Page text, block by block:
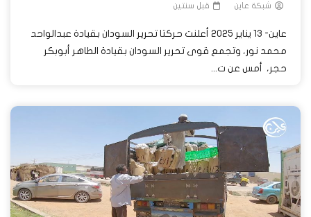
شبكة عاين قبل سنتين
عاين- 13 يناير 2025 أعلنت حركتا تحرير السودان بقيادة عبدالواحد
محمد نور، وتجمع قوى تحرير السودان بقيادة الطاهر أبوبكر
حجر، أمس عن ت...